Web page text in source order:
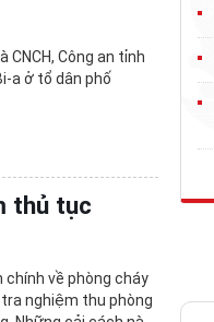
CNCH, Công an tỉnh
a ở tổ dân phố
thủ tục
về phòng cháy
nghiệm thu phòng